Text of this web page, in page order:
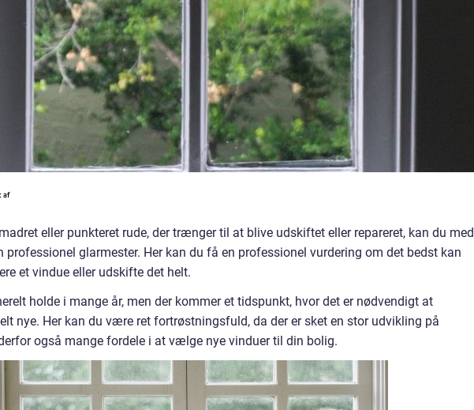
eller punkteret rude, der trænger til at blive udskiftet eller repareret, kan du med
professionel glarmester. Her kan du få en professionel vurdering om det bedst kan
et vindue eller udskifte det helt.
holde i mange år, men der kommer et tidspunkt, hvor det er nødvendigt at
nye. Her kan du være ret fortrøstningsfuld, da der er sket en stor udvikling på
også mange fordele i at vælge nye vinduer til din bolig.